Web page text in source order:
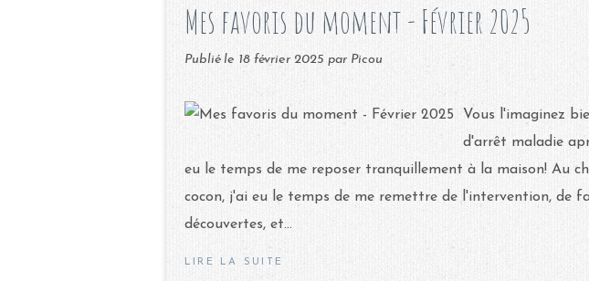
Mes favoris du moment - Février 2025
Publié le 18 février 2025 par Picou
Vous l'imaginez
d'arrêt maladie
eu le temps de me reposer tranquillement à la maison! Au
cocon, j'ai eu le temps de me remettre de l'intervention, de
découvertes, et...
LIRE LA SUITE